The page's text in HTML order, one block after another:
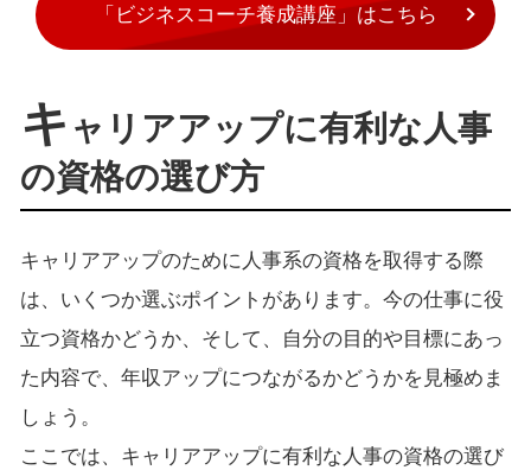
「ビジネスコーチ養成講座」はこちら
キ ャリアアップに有利な人事
の資格の選び方
キャリアアップのために人事系の資格を取得する際
は、いくつか選ぶポイントがあります。今の仕事に役
立つ資格かどうか、そして、自分の目的や目標にあっ
た内容で、年収アップにつながるかどうかを見極めま
しょう。
ここでは、キャリアアップに有利な人事の資格の選び